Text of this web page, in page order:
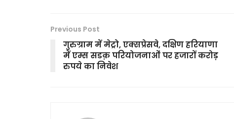
Previous Post
गुरुग्राम में मेट्रो, एक्सप्रेसवे, दक्षिण हरियाणा
में एम्स सडक़ परियोजनाओं पर हजारों करोड़
रुपये का निवेश